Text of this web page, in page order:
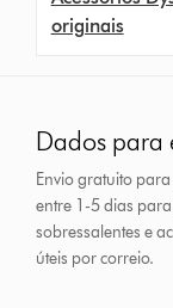
originais
Dados para
Envio gratuito
entre 1-5 dias
sobressalentes e
úteis por correio.